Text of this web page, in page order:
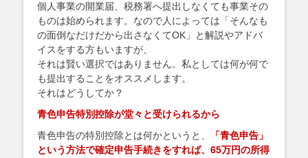
個人事業の開業届、税務署へ提出しなくても事業その
ものは始められます。なので人によっては「そんなも
の面倒なだけだから出さなくてOK」と解説やアドバ
イスをする方もいますが、
それは賢い選択ではありません。私としては何が何で
も提出することをオススメします。
それはどうしてか？
青色申告特別控除が堂々と受けられるから
青色申告の特別控除とは何かというと、
「青色申告」
という方法で確定申告手続きをすれば、65万円の所得